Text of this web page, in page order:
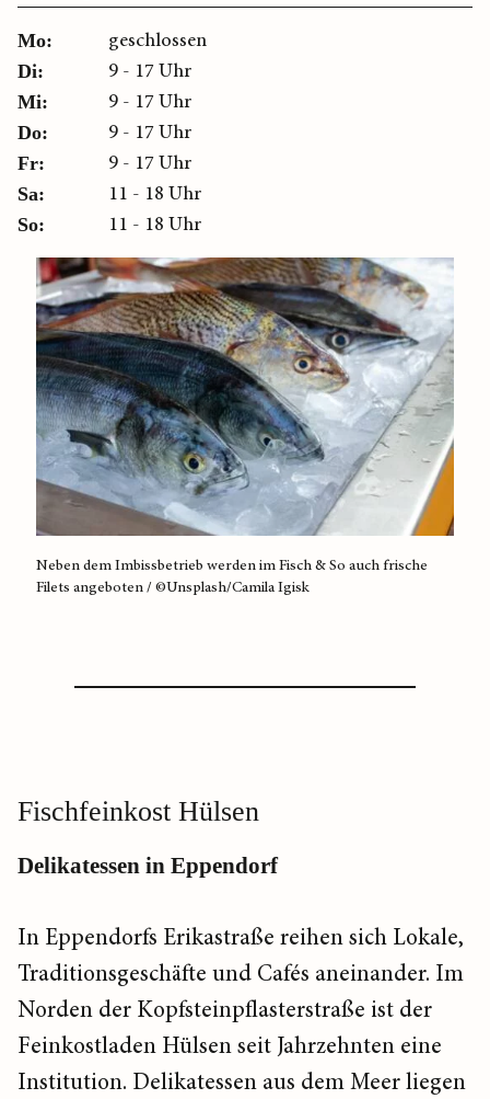
Mo: geschlossen
Di: 9 - 17 Uhr
Mi: 9 - 17 Uhr
Do: 9 - 17 Uhr
Fr: 9 - 17 Uhr
Sa: 11 - 18 Uhr
So: 11 - 18 Uhr
Neben dem Imbissbetrieb werden im Fisch & So auch frische
Filets angeboten / ©Unsplash/Camila Igisk
Fischfeinkost Hülsen
Delikatessen in Eppendorf
In Eppendorfs Erikastraße reihen sich ­Lokale,
Traditionsgeschäfte und Cafés ­aneinander. Im
Norden der Kopfsteinpflasterstraße ist der
Feinkostladen Hülsen seit Jahrzehnten eine
Institution. Delikatessen aus dem Meer liegen